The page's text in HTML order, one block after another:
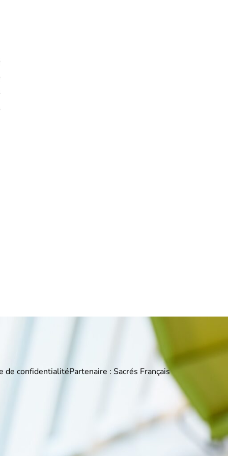
de confidentialitéPartenaire : Sacrés Français